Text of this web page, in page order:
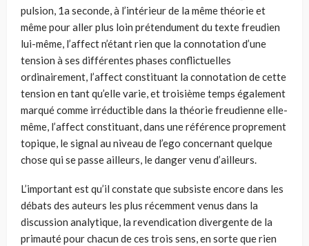
pulsion, 1a seconde, à l’intérieur de la même théorie et
même pour aller plus loin prétendument du texte freudien
lui-même, l’affect n’étant rien que la connotation d’une
tension à ses différentes phases conflictuelles
ordinairement, l’affect constituant la connotation de cette
tension en tant qu’elle varie, et troisième temps également
marqué comme irréductible dans la théorie freudienne elle-
même, l’affect constituant, dans une référence proprement
topique, le signal au niveau de l’ego concernant quelque
chose qui se passe ailleurs, le danger venu d’ailleurs.
L’important est qu’il constate que subsiste encore dans les
débats des auteurs les plus récemment venus dans la
discussion analytique, la revendication divergente de la
primauté pour chacun de ces trois sens, en sorte que rien